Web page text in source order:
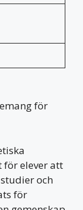
för
för elever att
och
för